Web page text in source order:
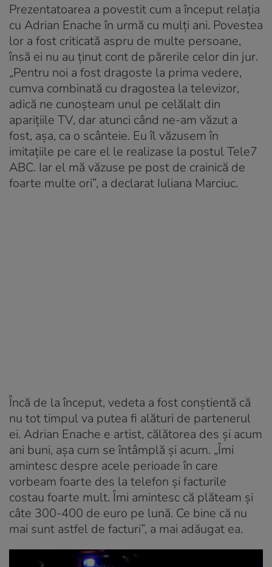
Prezentatoarea a povestit cum a început relația
cu Adrian Enache în urmă cu mulți ani. Povestea
lor a fost criticată aspru de multe persoane,
însă ei nu au ținut cont de părerile celor din jur.
„Pentru noi a fost dragoste la prima vedere,
cumva combinată cu dragostea la televizor,
adică ne cunoșteam unul pe celălalt din
aparițiile TV, dar atunci când ne-am văzut a
fost, așa, ca o scânteie. Eu îl văzusem în
imitațiile pe care el le realizase la postul Tele7
ABC. Iar el mă văzuse pe post de crainică de
foarte multe ori”, a declarat Iuliana Marciuc.
Încă de la început, vedeta a fost conștientă că
nu tot timpul va putea fi alături de partenerul
ei. Adrian Enache e artist, călătorea des și acum
ani buni, așa cum se întâmplă și acum. „Îmi
amintesc despre acele perioade în care
vorbeam foarte des la telefon și facturile
costau foarte mult. Îmi amintesc că plăteam și
câte 300-400 de euro pe lună. Ce bine că nu
mai sunt astfel de facturi”, a mai adăugat ea.